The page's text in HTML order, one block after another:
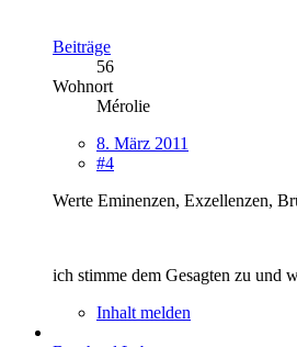
Beiträge
56
Wohnort
Mérolie
8. März 2011
#4
Werte Eminenzen, Exzellenzen,
ich stimme dem Gesagten zu und
Inhalt melden